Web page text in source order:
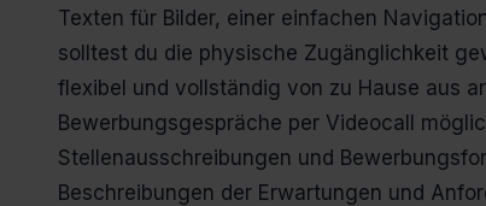
Texten für Bilder, einer einfachen
solltest du die physische Zugänglichkeit
flexibel und vollständig von zu Hause aus
Bewerbungsgespräche per Videocall
Stellenausschreibungen und
Beschreibungen der Erwartungen und